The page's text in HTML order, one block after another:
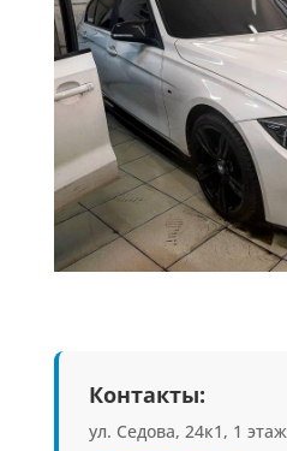
Контакты:
ул. Седова, 24к1, 1 этаж